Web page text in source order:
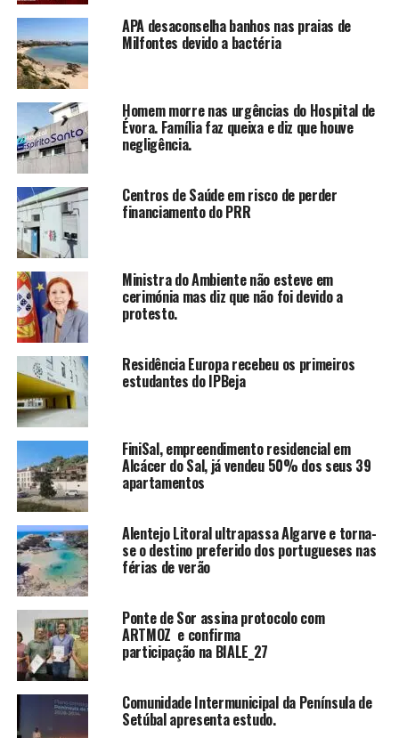
APA desaconselha banhos nas praias de
Milfontes devido a bactéria
Homem morre nas urgências do Hospital de
Évora. Família faz queixa e diz que houve
negligência.
Centros de Saúde em risco de perder
financiamento do PRR
Ministra do Ambiente não esteve em
cerimónia mas diz que não foi devido a
protesto.
Residência Europa recebeu os primeiros
estudantes do IPBeja
FiniSal, empreendimento residencial em
Alcácer do Sal, já vendeu 50% dos seus 39
apartamentos
Alentejo Litoral ultrapassa Algarve e torna-
se o destino preferido dos portugueses nas
férias de verão
Ponte de Sor assina protocolo com
ARTMOZ e confirma
participação na BIALE_27
Comunidade Intermunicipal da Península de
Setúbal apresenta estudo.